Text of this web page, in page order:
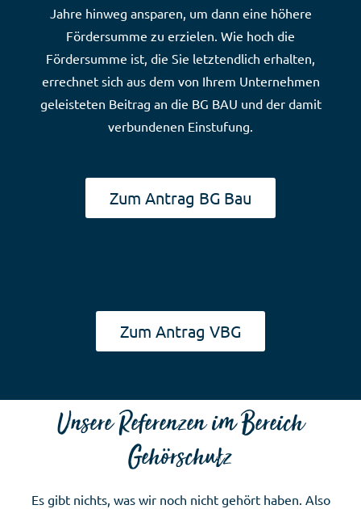
Jahre hinweg ansparen, um dann eine höhere
Fördersumme zu erzielen. Wie hoch die
Fördersumme ist, die Sie letztendlich erhalten,
errechnet sich aus dem von Ihrem Unternehmen
geleisteten Beitrag an die BG BAU und der damit
verbundenen Einstufung.
Zum Antrag BG Bau
Zum Antrag VBG
Unsere Referenzen im Bereich
Gehörschutz
Es gibt nichts, was wir noch nicht gehört haben. Also